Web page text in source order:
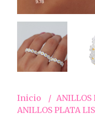
Inicio
ANILLOS
ANILLOS PLATA